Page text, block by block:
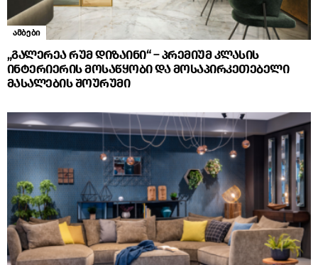
ამბები
„გალერეა რუმ დიზაინი“ – პრემიუმ კლასის
ინტერიერის მოსაწყობი და მოსაპირკეთებელი
მასალების შოურუმი